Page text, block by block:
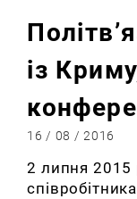
із
16 / 08 / 2016
2 липня 2015